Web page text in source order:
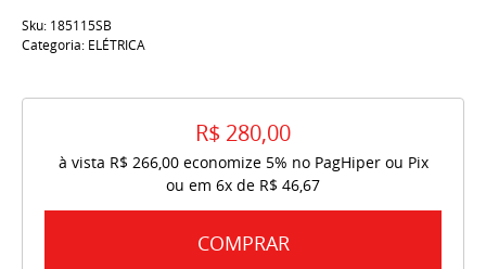
Sku: 185115SB
Categoria: ELÉTRICA
R$ 280,00
à vista R$ 266,00economize 5% no PagHiper ou Pix
ou em 6x de R$ 46,67
COMPRAR